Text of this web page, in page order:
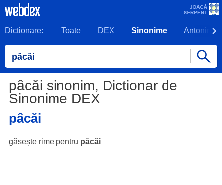
Dictionare: Toate DEX Sinonime Antonime
pâcăi sinonim, Dictionar de
Sinonime DEX
pâcăi
găsește rime pentru pâcăi